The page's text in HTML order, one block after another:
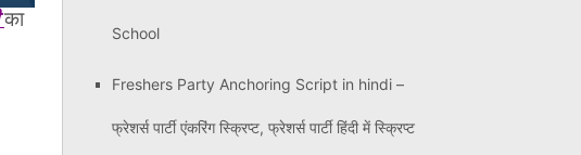
का
School
Freshers Party Anchoring Script in hindi –
फ्रेशर्स पार्टी एंकरिंग स्क्रिप्ट, फ्रेशर्स पार्टी हिंदी में स्क्रिप्ट